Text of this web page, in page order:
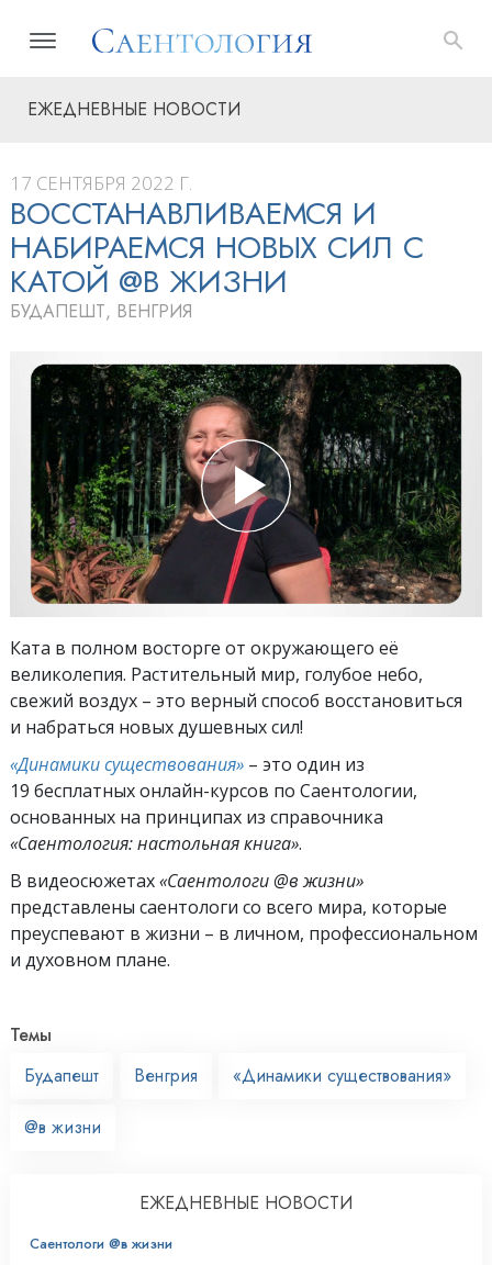
ЕЖЕДНЕВНЫЕ НОВОСТИ
17 СЕНТЯБРЯ 2022 Г.
ВОССТАНАВЛИВАЕМСЯ И
НАБИРАЕМСЯ НОВЫХ СИЛ С
КАТОЙ @В ЖИЗНИ
БУДАПЕШТ, ВЕНГРИЯ
Ката в полном восторге от окружающего её
великолепия. Растительный мир, голубое небо,
свежий воздух – это верный способ восстановиться
и набраться новых душевных сил!
«Динамики существования» – это один из
19 бесплатных онлайн-курсов по Саентологии,
основанных на принципах из справочника
«Саентология: настольная книга».
В видеосюжетах«Саентологи @в жизни»
представлены саентологи со всего мира, которые
преуспевают в жизни – в личном, профессиональном
и духовном плане.
Темы
Будапешт
Венгрия «Динамики существования»
@в жизни
ЕЖЕДНЕВНЫЕ НОВОСТИ
Саентологи @в жизни